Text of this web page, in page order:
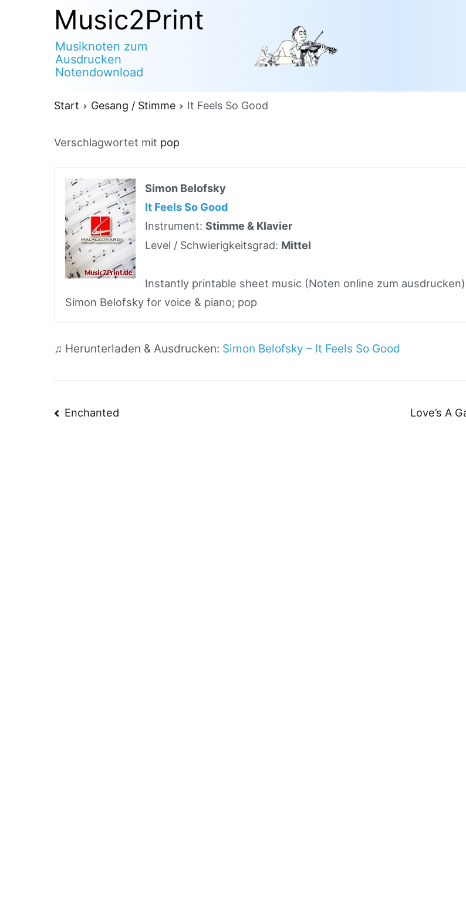
Music2Print
Musiknoten zum
Ausdrucken
Notendownload
Start Gesang / Stimme It Feels So Good
Verschlagwortet mit pop
Simon Belofsky
It Feels So Good
Instrument:Stimme & Klavier
Level / Schwierigkeitsgrad: Mittel
Instantly printable sheet music (Noten online zum
Simon Belofsky for voice & piano; pop
♫ Herunterladen & Ausdrucken: Simon Belofsky – It Feels So Good
Beitragsnavigation
Enchanted Love’s A